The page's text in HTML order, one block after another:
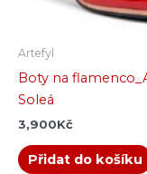
Artefyl
Boty na
Soleá
3,900Kč
Přidat do košíku